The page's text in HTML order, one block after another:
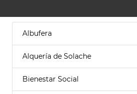
Albufera
Alquería de Solache
Bienestar Social